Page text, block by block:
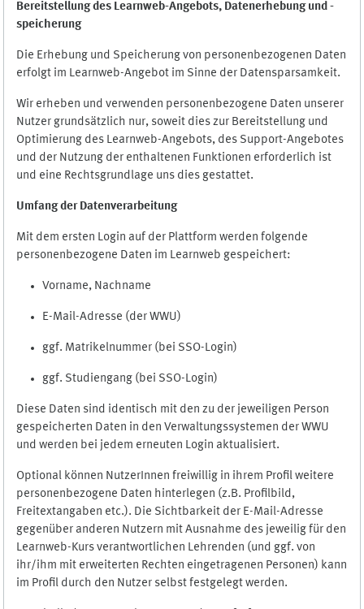
Bereitstellung des Learnweb-Angebots, Datenerhebung und -
speicherung
Die Erhebung und Speicherung von personenbezogenen Daten
erfolgt im Learnweb-Angebot im Sinne der Datensparsamkeit.
Wir erheben und verwenden personenbezogene Daten unserer
Nutzer grundsätzlich nur, soweit dies zur Bereitstellung und
Optimierung des Learnweb-Angebots, des Support-Angebotes
und der Nutzung der enthaltenen Funktionen erforderlich ist
und eine Rechtsgrundlage uns dies gestattet.
Umfang der Datenverarbeitung
Mit dem ersten Login auf der Plattform werden folgende
personenbezogene Daten im Learnweb gespeichert:
Vorname, Nachname
E-Mail-Adresse (der WWU)
ggf. Matrikelnummer (bei SSO-Login)
ggf. Studiengang (bei SSO-Login)
Diese Daten sind identisch mit den zu der jeweiligen Person
gespeicherten Daten in den Verwaltungssystemen der WWU
und werden bei jedem erneuten Login aktualisiert.
Optional können NutzerInnen freiwillig in ihrem Profil weitere
personenbezogene Daten hinterlegen (z.B. Profilbild,
Freitextangaben etc.). Die Sichtbarkeit der E-Mail-Adresse
gegenüber anderen Nutzern mit Ausnahme des jeweilig für den
Learnweb-Kurs verantwortlichen Lehrenden (und ggf. von
ihr/ihm mit erweiterten Rechten eingetragenen Personen) kann
im Profil durch den Nutzer selbst festgelegt werden.